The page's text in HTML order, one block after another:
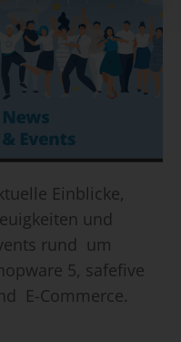
Einblicke,
und
rund um
5, safefive
E-Commerce.